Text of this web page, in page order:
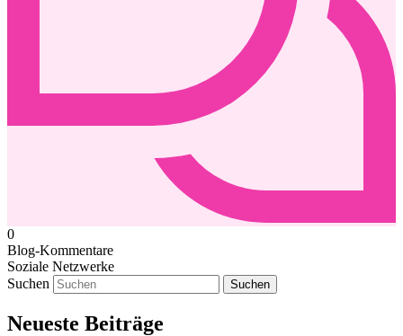
0
Blog-Kommentare
Soziale Netzwerke
Suchen
Neueste Beiträge